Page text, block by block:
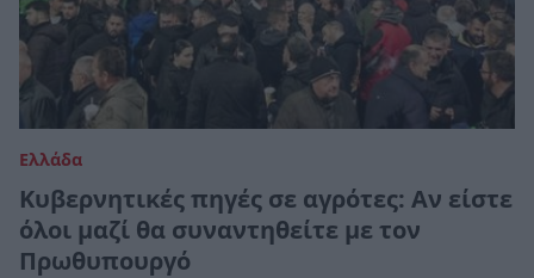
Ελλάδα
Κυβερνητικές πηγές σε αγρότες: Αν είστε
όλοι μαζί θα συναντηθείτε με τον
Πρωθυπουργό